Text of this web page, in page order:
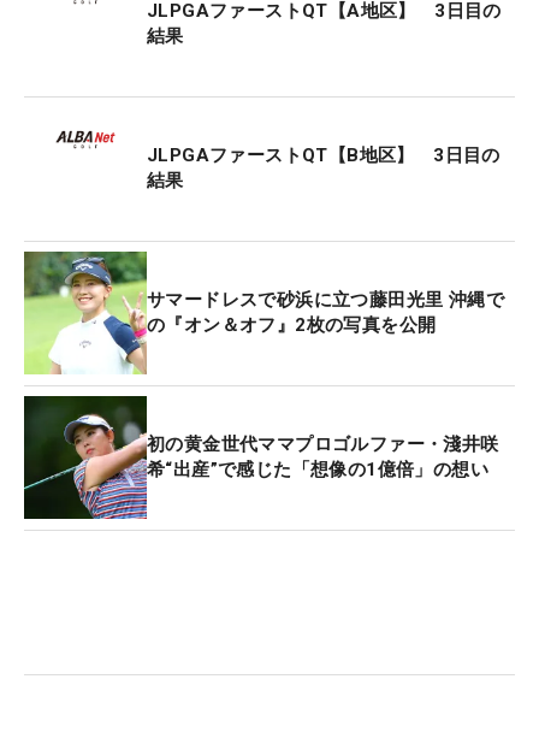
終ラウンドのカウントバック）が今月28日から静岡
出する。
JLPGAファーストQT【A地区】 3日目の
結果
JLPGAファーストQT【B地区】 3日目の
結果
サマードレスで砂浜に立つ藤田光里 沖縄で
の『オン＆オフ』2枚の写真を公開
初の黄金世代ママプロゴルファー・淺井咲
希“出産”で感じた「想像の1億倍」の想い